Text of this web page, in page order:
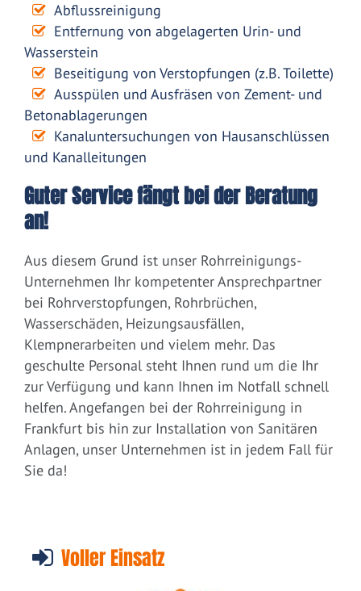
Abflussreinigung
Entfernung von abgelagerten Urin- und
Wasserstein
Beseitigung von Verstopfungen (z.B. Toilette)
Ausspülen und Ausfräsen von Zement- und
Betonablagerungen
Kanaluntersuchungen von Hausanschlüssen
und Kanalleitungen
Guter Service fängt bei der Beratung
an!
Aus diesem Grund ist unser Rohrreinigungs-
Unternehmen Ihr kompetenter Ansprechpartner
bei Rohrverstopfungen, Rohrbrüchen,
Wasserschäden, Heizungsausfällen,
Klempnerarbeiten und vielem mehr. Das
geschulte Personal steht Ihnen rund um die Ihr
zur Verfügung und kann Ihnen im Notfall schnell
helfen. Angefangen bei der Rohrreinigung in
Frankfurt bis hin zur Installation von Sanitären
Anlagen, unser Unternehmen ist in jedem Fall für
Sie da!
Voller Einsatz